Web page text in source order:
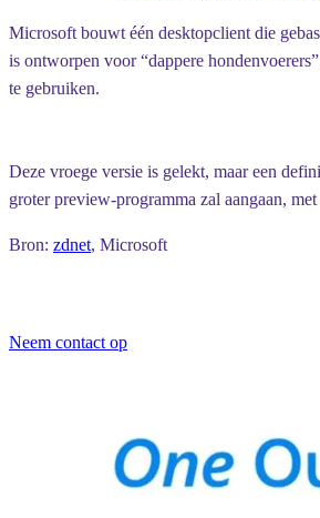
Microsoft bouwt één desktopclient die
is ontworpen voor “dappere
te gebruiken.
Deze vroege versie is gelekt, maar een
groter preview-programma zal aangaan,
Bron: zdnet, Microsoft
Neem contact op